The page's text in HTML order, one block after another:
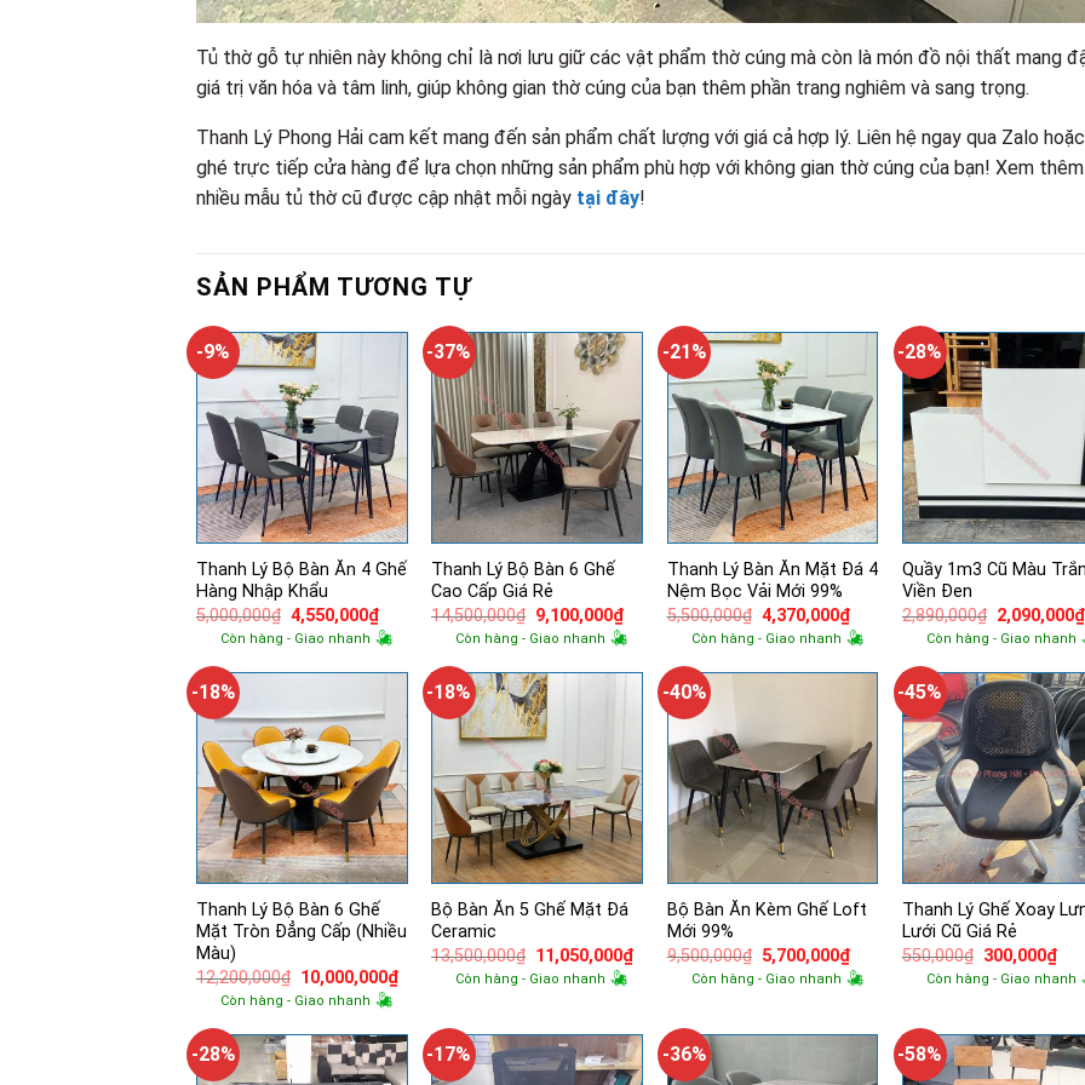
Tủ thờ gỗ tự nhiên này không chỉ là nơi lưu giữ các vật phẩm thờ cúng mà còn là món đồ nội thất mang
giá trị văn hóa và tâm linh, giúp không gian thờ cúng của bạn thêm phần trang nghiêm và sang trọng.
Thanh Lý Phong Hải cam kết mang đến sản phẩm chất lượng với giá cả hợp lý. Liên hệ ngay qua Zalo hoặc
ghé trực tiếp cửa hàng để lựa chọn những sản phẩm phù hợp với không gian thờ cúng của bạn! Xem thêm
nhiều mẫu tủ thờ cũ được cập nhật mỗi ngày tại đây!
SẢN PHẨM TƯƠNG TỰ
-9%
Thanh Lý Bộ Bàn Ăn 4 Ghế
Hàng Nhập Khẩu
5,000,000₫ Giá
gốc
là:
4,550,000₫Giá
hiện
tại
4,550,000₫.
Còn hàng - Giao nhanh
-37%
Thanh Lý Bộ Bàn 6 Ghế
Cao Cấp Giá Rẻ
14,500,000₫ Giá
gốc
là:
9,100,000₫Giá
hiện
tại
9,100,000₫.
Còn hàng - Giao nhanh
-21%
Thanh Lý Bàn Ăn Mặt Đá 4
Nệm Bọc Vải Mới 99%
5,500,000₫ Giá
gốc
là:
4,370,000₫Giá
hiện
tại
4,370,000₫.
Còn hàng - Giao nhanh
-28%
Quầy 1m3 Cũ Màu
Viền Đen
2,890,000₫ Giá
gốc
là:
2,090,000₫
Còn hàng - Giao nhanh
-18%
Thanh Lý Bộ Bàn 6 Ghế
Mặt Tròn Đẳng Cấp (Nhiều
Màu)
12,200,000₫ Giá
gốc
là:
10,000,000₫Giá
10,000,000₫.
Còn hàng - Giao nhanh
-18%
Bộ Bàn Ăn 5 Ghế Mặt Đá
Ceramic
13,500,000₫ Giá
gốc
là:
11,050,000₫Giá
Còn hàng - Giao nhanh
-40%
Bộ Bàn Ăn Kèm Ghế Loft
Mới 99%
9,500,000₫ Giá
gốc
là:
5,700,000₫Giá
hiện
tại
Còn hàng - Giao nhanh
-45%
Thanh Lý Ghế Xoay
Lưới Cũ Giá Rẻ
550,000₫ Giá
gốc
là:
300,000₫Giá
tại
Còn hàng - Giao nhanh
-28% -17% -36% -58%